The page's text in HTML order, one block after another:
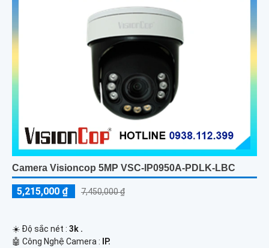
Camera Visioncop 5MP VSC-IP0950A-PDLK-LBC
5,215,000 ₫ 7,450,000 ₫
☀️ Độ sắc nét : 3k .
🤖️ Công Nghệ Camera : IP.